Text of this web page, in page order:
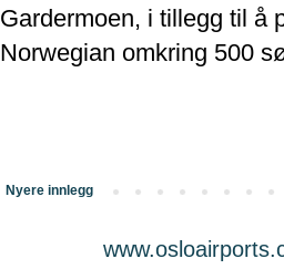
Gardermoen, i tillegg til å
Norwegian omkring 500
Nyere innlegg